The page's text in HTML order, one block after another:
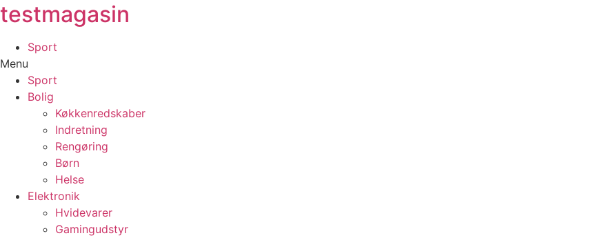
testmagasin
Sport
Menu
Sport
Bolig
Køkkenredskaber
Indretning
Rengøring
Børn
Helse
Elektronik
Hvidevarer
Gamingudstyr